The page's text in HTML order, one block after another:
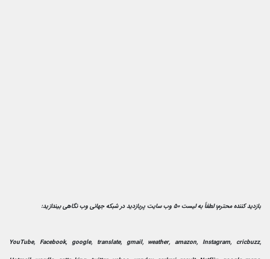
بازدید کننده محترم؛ لطفاً به لیست 50 وب سایت پربازدید در شبکه جهانی وب نگاهی بیندازید:
YouTube, Facebook, google, translate, gmail, weather, amazon, Instagram, cricbuzz,